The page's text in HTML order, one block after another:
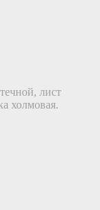
лист
холмовая.